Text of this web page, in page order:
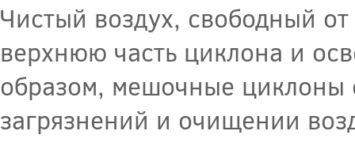
Чистый воздух, свободный
верхнюю часть циклона и
образом, мешочные циклоны
загрязнений и очищении